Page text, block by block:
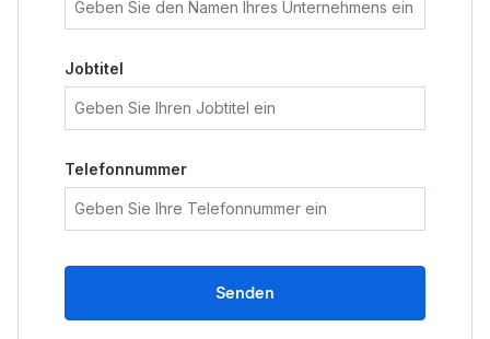
Jobtitel
Telefonnummer
Senden